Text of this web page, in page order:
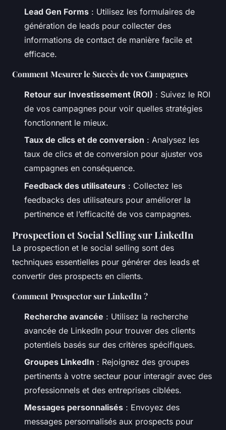
Lead Gen Forms : Utilisez les formulaires de
génération de leads pour collecter des
informations de contact de manière facile et
efficace.
Comment Mesurer le Succès de vos Campagnes
Retour sur Investissement (ROI) : Suivez le ROI
de vos campagnes pour voir quelles stratégies
fonctionnent le mieux.
Taux de clics et de conversion : Analysez les
taux de clics et de conversion pour ajuster vos
campagnes en conséquence.
Feedback des utilisateurs : Collectez les
feedbacks des utilisateurs pour améliorer la
pertinence et l’efficacité de vos campagnes.
Prospection et Social Selling sur LinkedIn
La prospection et le social selling sont des
techniques essentielles pour générer des leads et
convertir des prospects en clients.
Comment Prospector sur LinkedIn ?
Recherche avancée : Utilisez la recherche
avancée de LinkedIn pour trouver des clients
potentiels basés sur des critères spécifiques.
Groupes LinkedIn : Rejoignez des groupes
pertinents à votre secteur pour interagir avec des
professionnels et des entreprises ciblées.
Messages personnalisés : Envoyez des
messages personnalisés aux prospects pour